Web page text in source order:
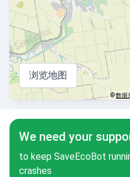
浏览地图
©数据
We need your
to keep SaveEcoBot
crashes